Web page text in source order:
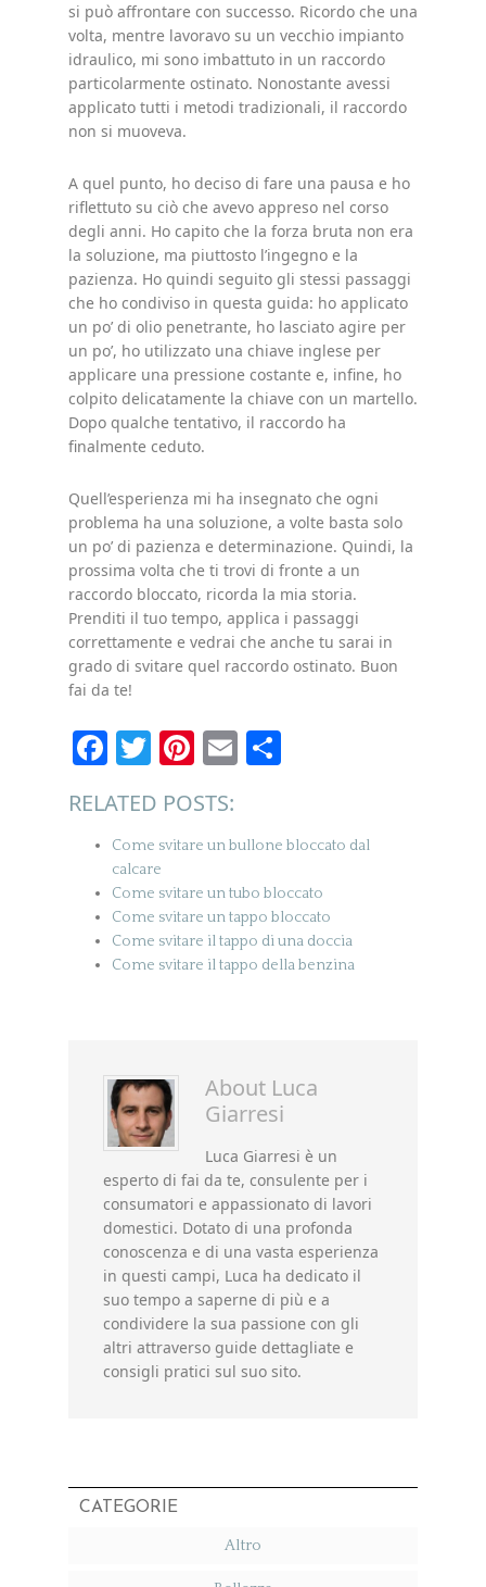
si può affrontare con successo. Ricordo che una
volta, mentre lavoravo su un vecchio impianto
idraulico, mi sono imbattuto in un raccordo
particolarmente ostinato. Nonostante avessi
applicato tutti i metodi tradizionali, il raccordo
non si muoveva.
A quel punto, ho deciso di fare una pausa e ho
riflettuto su ciò che avevo appreso nel corso
degli anni. Ho capito che la forza bruta non era
la soluzione, ma piuttosto l’ingegno e la
pazienza. Ho quindi seguito gli stessi passaggi
che ho condiviso in questa guida: ho applicato
un po’ di olio penetrante, ho lasciato agire per
un po’, ho utilizzato una chiave inglese per
applicare una pressione costante e, infine, ho
colpito delicatamente la chiave con un martello.
Dopo qualche tentativo, il raccordo ha
finalmente ceduto.
Quell’esperienza mi ha insegnato che ogni
problema ha una soluzione, a volte basta solo
un po’ di pazienza e determinazione. Quindi, la
prossima volta che ti trovi di fronte a un
raccordo bloccato, ricorda la mia storia.
Prenditi il tuo tempo, applica i passaggi
correttamente e vedrai che anche tu sarai in
grado di svitare quel raccordo ostinato. Buon
fai da te!
Facebook
Twitter
Pinterest
Email
RELATED POSTS:
Come svitare un bullone bloccato dal
calcare
Come svitare un tubo bloccato
Come svitare un tappo bloccato
Come svitare il tappo di una doccia
Come svitare il tappo della benzina
About Luca
Giarresi
Luca Giarresi è un
esperto di fai da te, consulente per i
consumatori e appassionato di lavori
domestici. Dotato di una profonda
conoscenza e di una vasta esperienza
in questi campi, Luca ha dedicato il
suo tempo a saperne di più e a
condividere la sua passione con gli
altri attraverso guide dettagliate e
consigli pratici sul suo sito.
CATEGORIE
Altro